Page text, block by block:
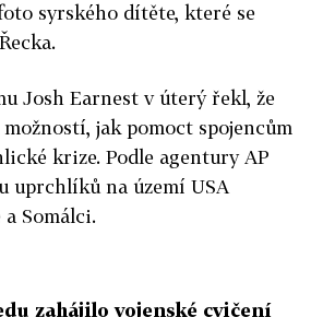
syrského dítěte, které se
Josh Earnest v úterý řekl, že
možností, jak pomoct spojencům
krize. Podle agentury AP
uprchlíků na území USA
Somálci.
zahájilo vojenské cvičení